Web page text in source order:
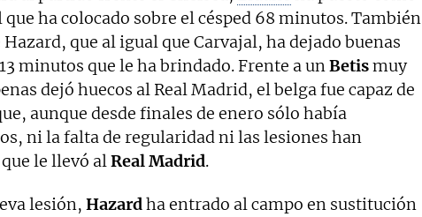
que ha colocado sobre el césped 68 minutos. También
que al igual que Carvajal, ha dejado buenas
minutos que le ha brindado. Frente a unBetismuy
dejó huecos al Real Madrid, el belga fue capaz de
aunque desde finales de enero sólo había
ni la falta de regularidad ni las lesiones han
le llevó alReal Madrid.
lesión, Hazardha entrado al campo en sustitución